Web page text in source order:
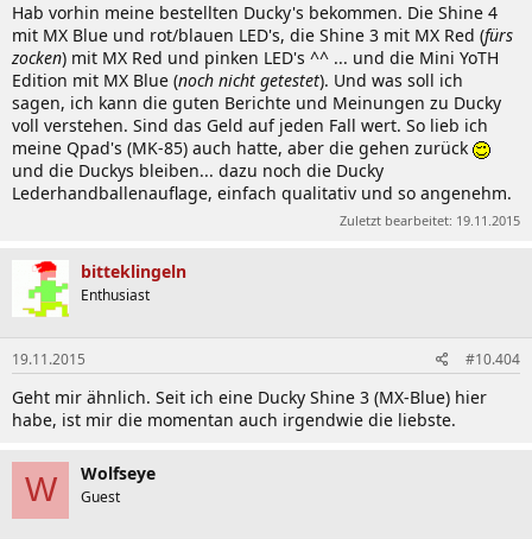
Hab vorhin meine bestellten Ducky's bekommen. Die Shine 4
mit MX Blue und rot/blauen LED's, die Shine 3 mit MX Red (fürs
zocken) mit MX Red und pinken LED's ^^ ... und die Mini YoTH
Edition mit MX Blue (noch nicht getestet). Und was soll ich
sagen, ich kann die guten Berichte und Meinungen zu Ducky
voll verstehen. Sind das Geld auf jeden Fall wert. So lieb ich
meine Qpad's (MK-85) auch hatte, aber die gehen zurück
und die Duckys bleiben... dazu noch die Ducky
Lederhandballenauflage, einfach qualitativ und so angenehm.
Zuletzt bearbeitet: 19.11.2015
bitteklingeln
Enthusiast
19.11.2015 #10.404
Geht mir ähnlich. Seit ich eine Ducky Shine 3 (MX-Blue) hier
habe, ist mir die momentan auch irgendwie die liebste.
W Wolfseye
Guest